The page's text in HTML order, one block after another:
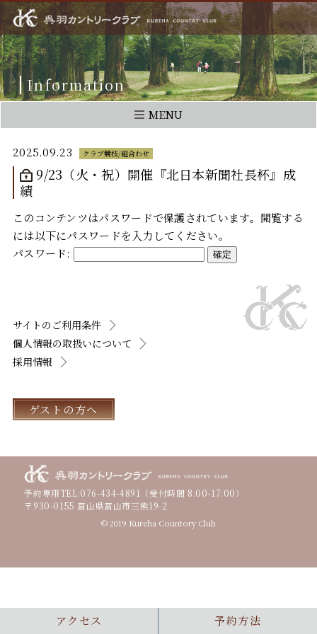
Information
MENU
2025.09.23 クラブ競技/組合わせ
9/23（火・祝）開催『北日本新聞社長杯』成
績
このコンテンツはパスワードで保護されています。閲覧する
には以下にパスワードを入力してください。
パスワード:
サイトのご利用条件
個人情報の取扱いについて
採用情報
ゲストの方へ
予約専用TEL:076-434-4891 （受付時間 8:00-17:00）
〒930-0155 富山県富山市三熊19-2
© 2019 Kureha Countory Club
アクセス 予約方法